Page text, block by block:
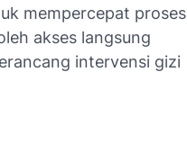
mempercepat proses
akses langsung
intervensi gizi